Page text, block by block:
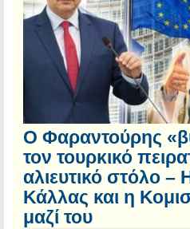
Ο Φαραντούρης
τον τουρκικό
αλιευτικό στόλο –
Κάλλας και η
μαζί του